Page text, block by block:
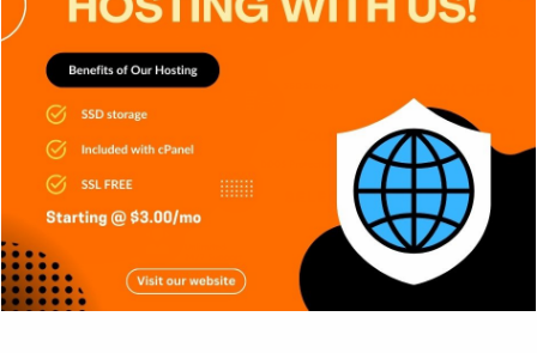
APPS
SIN CATEGORÍA
SISTEMA OPERATIVO
TECNOLOGÍA
Platform Engineering, construyendo
plataformas para mejorar
Jul 31, 2026